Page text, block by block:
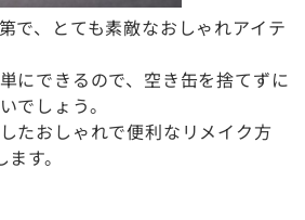
で、とても素敵なおしゃれアイテ
にできるので、空き缶を捨てずに
でしょう。
たおしゃれで便利なリメイク方
す。